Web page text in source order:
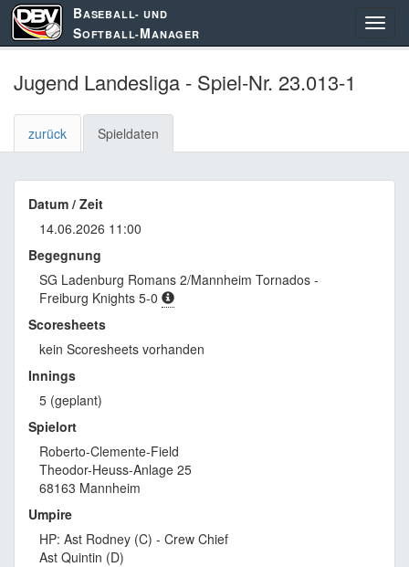
BASEBALL- UND
SOFTBALL-MANAGER
Jugend Landesliga - Spiel-Nr. 23.013-1
zurück Spieldaten
Datum / Zeit
14.06.2026 11:00
Begegnung
SG Ladenburg Romans 2/Mannheim Tornados -
Freiburg Knights 5-0
Scoresheets
kein Scoresheets vorhanden
Innings
5 (geplant)
Spielort
Roberto-Clemente-Field
Theodor-Heuss-Anlage 25
68163 Mannheim
Umpire
HP: Ast Rodney (C) - Crew Chief
Ast Quintin (D)